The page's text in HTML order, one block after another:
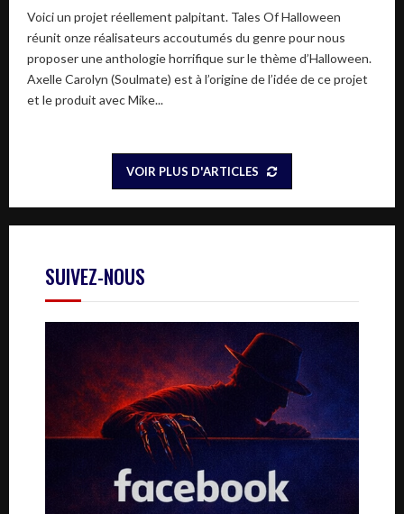
Voici un projet réellement palpitant. Tales Of Halloween
réunit onze réalisateurs accoutumés du genre pour nous
proposer une anthologie horrifique sur le thème d’Halloween.
Axelle Carolyn (Soulmate) est à l’origine de l’idée de ce projet
et le produit avec Mike...
VOIR PLUS D'ARTICLES
SUIVEZ-NOUS